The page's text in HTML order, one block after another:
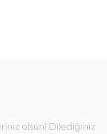
olsun! Dilediğiniz